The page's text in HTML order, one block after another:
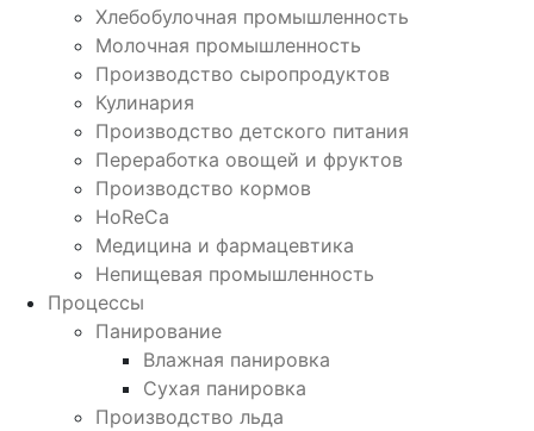
Хлебобулочная промышленность
Молочная промышленность
Производство сыропродуктов
Кулинария
Производство детского питания
Переработка овощей и фруктов
Производство кормов
HoReCa
Медицина и фармацевтика
Непищевая промышленность
Процессы
Панирование
Влажная панировка
Сухая панировка
Производство льда